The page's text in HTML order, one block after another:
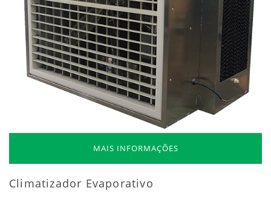
MAIS INFORMAÇÕES
Climatizador Evaporativo